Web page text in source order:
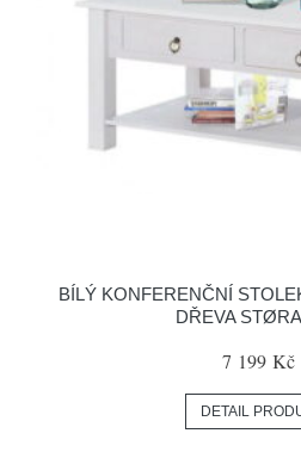
BÍLÝ KONFERENČNÍ
DŘEVA
7 199 Kč
DETAIL